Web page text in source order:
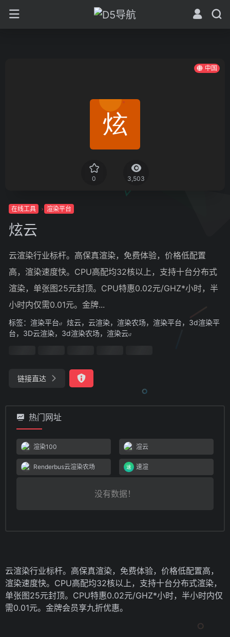
中国
0 3,503
在线工具 渲染平台
炫云
云渲染行业标杆。高保真渲染，免费体验，价格低配置
高，渲染速度快。CPU高配均32核以上，支持十台分布式
渲染，单张图25元封顶。CPU特惠0.02元/GHZ*小时，半
小时内仅需0.01元。金牌...
标签： 渲染平台
炫云，云渲染，渲染农场，渲染平台，3d渲染平
台，3D云渲染，3d渲染农场，渲染云
链接直达
热门网址
渲染100 渲云
Renderbus云渲染农场 速渲
没有数据！
云渲染行业标杆。高保真渲染，免费体验，价格低配置高，
渲染速度快。CPU高配均32核以上，支持十台分布式渲染，
单张图25元封顶。CPU特惠0.02元/GHZ*小时，半小时内仅
需0.01元。金牌会员享九折优惠。